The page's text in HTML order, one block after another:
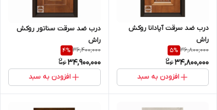
درب ضد سرقت آپادانا روکش
راش
36,800,000
5%
34,800,000
افزودن به سبد
درب ضد سرقت سناتور روکش
راش
36,400,000
4%
34,900,000
افزودن به سبد